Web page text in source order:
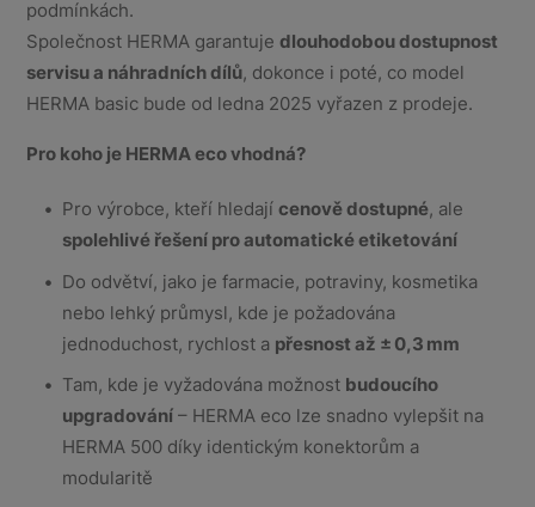
podmínkách.
Společnost HERMA garantujedlouhodobou dostupnost
servisu a náhradních dílů, dokonce i poté, co model
HERMA basic bude od ledna 2025 vyřazen z prodeje.
Pro koho je HERMA eco vhodná?
Pro výrobce, kteří hledajícenově dostupné, ale
spolehlivé řešení pro automatické etiketování
Do odvětví, jako je farmacie, potraviny, kosmetika
nebo lehký průmysl, kde je požadována
jednoduchost, rychlost a přesnost až ± 0,3 mm
Tam, kde je vyžadována možnost budoucího
upgradování – HERMA eco lze snadno vylepšit na
HERMA 500 díky identickým konektorům a
modularitě